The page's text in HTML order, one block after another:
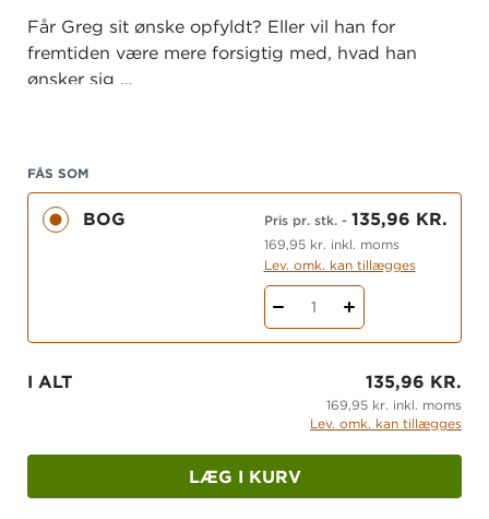
Får Greg sit ønske opfyldt? Eller vil han for
fremtiden være mere forsigtig med, hvad han
ønsker sig …
FÅS SOM
BOG Pris pr. stk.- 135,96 KR.
169,95 kr. inkl. moms
Lev. omk. kan tillægges
1
I ALT 135,96 KR.
169,95 kr. inkl. moms
Lev. omk. kan tillægges
LÆG I KURV